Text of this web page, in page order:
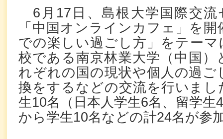
6月17日、島根大学国際交流
「中国オンラインカフェ」を
での楽しい過ごし方」をテーマ
校である南京林業大学（中国）
れぞれの国の現状や個人の過ご
換をするなどの交流を行いまし
生10名（日本人学生6名、留学生
から学生10名などの計24名が参